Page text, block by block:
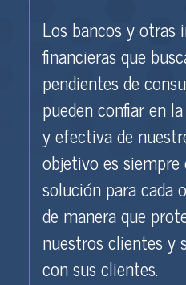
Los bancos y otras
financieras que
pendientes de
pueden confiar en
y efectiva de
objetivo es
solución para cada
de manera que
nuestros clientes y
con sus clientes.